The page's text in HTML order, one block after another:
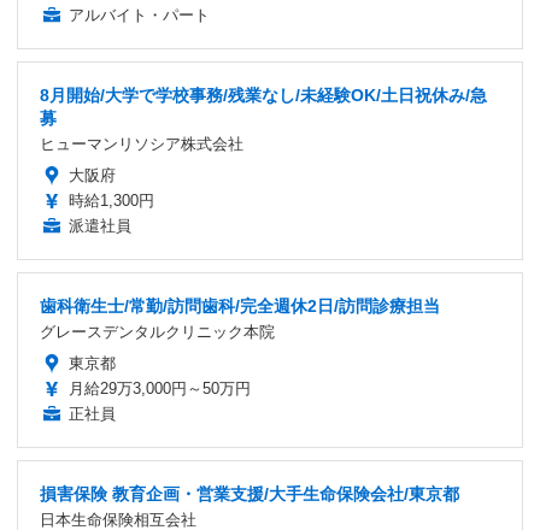
アルバイト・パート
8月開始/大学で学校事務/残業なし/未経験OK/土日祝休み/急
募
ヒューマンリソシア株式会社
大阪府
時給1,300円
派遣社員
歯科衛生士/常勤/訪問歯科/完全週休2日/訪問診療担当
グレースデンタルクリニック本院
東京都
月給29万3,000円～50万円
正社員
損害保険 教育企画・営業支援/大手生命保険会社/東京都
日本生命保険相互会社